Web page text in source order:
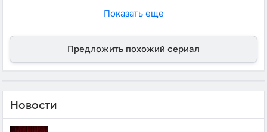
Показать еще
Предложить похожий сериал
Новости